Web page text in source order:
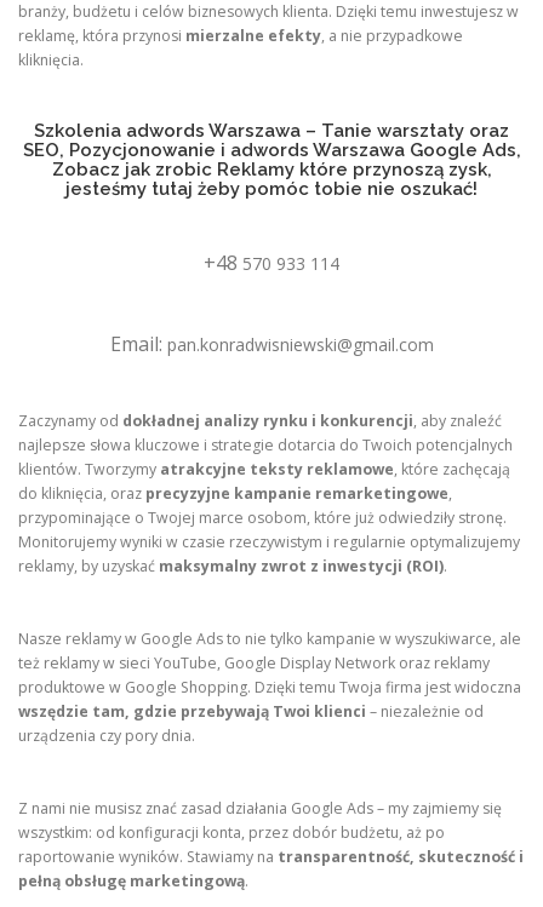
branży, budżetu i celów biznesowych klienta. Dzięki temu inwestujesz w
reklamę, która przynosi mierzalne efekty, a nie przypadkowe
kliknięcia.
Szkolenia adwords Warszawa – Tanie warsztaty oraz
SEO, Pozycjonowanie i adwords Warszawa Google Ads,
Zobacz jak zrobic Reklamy które przynoszą zysk,
jesteśmy tutaj żeby pomóc tobie nie oszukać!
+48 570 933 114
Email: pan.konradwisniewski@gmail.com
Zaczynamy od dokładnej analizy rynku i konkurencji, aby znaleźć
najlepsze słowa kluczowe i strategie dotarcia do Twoich potencjalnych
klientów. Tworzymy atrakcyjne teksty reklamowe, które zachęcają
do kliknięcia, oraz precyzyjne kampanie remarketingowe,
przypominające o Twojej marce osobom, które już odwiedziły stronę.
Monitorujemy wyniki w czasie rzeczywistym i regularnie optymalizujemy
reklamy, by uzyskać maksymalny zwrot z inwestycji (ROI).
Nasze reklamy w Google Ads to nie tylko kampanie w wyszukiwarce, ale
też reklamy w sieci YouTube, Google Display Network oraz reklamy
produktowe w Google Shopping. Dzięki temu Twoja firma jest widoczna
wszędzie tam, gdzie przebywają Twoi klienci – niezależnie od
urządzenia czy pory dnia.
Z nami nie musisz znać zasad działania Google Ads – my zajmiemy się
wszystkim: od konfiguracji konta, przez dobór budżetu, aż po
raportowanie wyników. Stawiamy na transparentność, skuteczność i
pełną obsługę marketingową.